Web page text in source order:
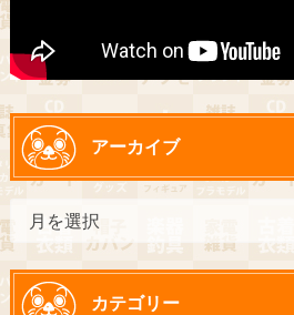
アーカイブ
カテゴリー